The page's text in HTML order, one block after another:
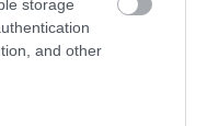
storage
and other
BELFÖLDI TURIZMUS
AIRPORT